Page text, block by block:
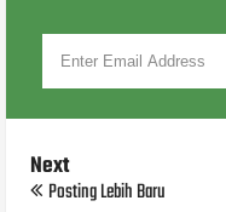
Next
Posting Lebih Baru